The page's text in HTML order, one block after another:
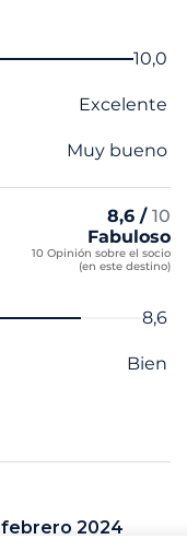
10,0
Excelente
Muy bueno
8,6 / 10
Fabuloso
10 Opinión sobre el socio
(en este destino)
8,6
Bien
febrero 2024